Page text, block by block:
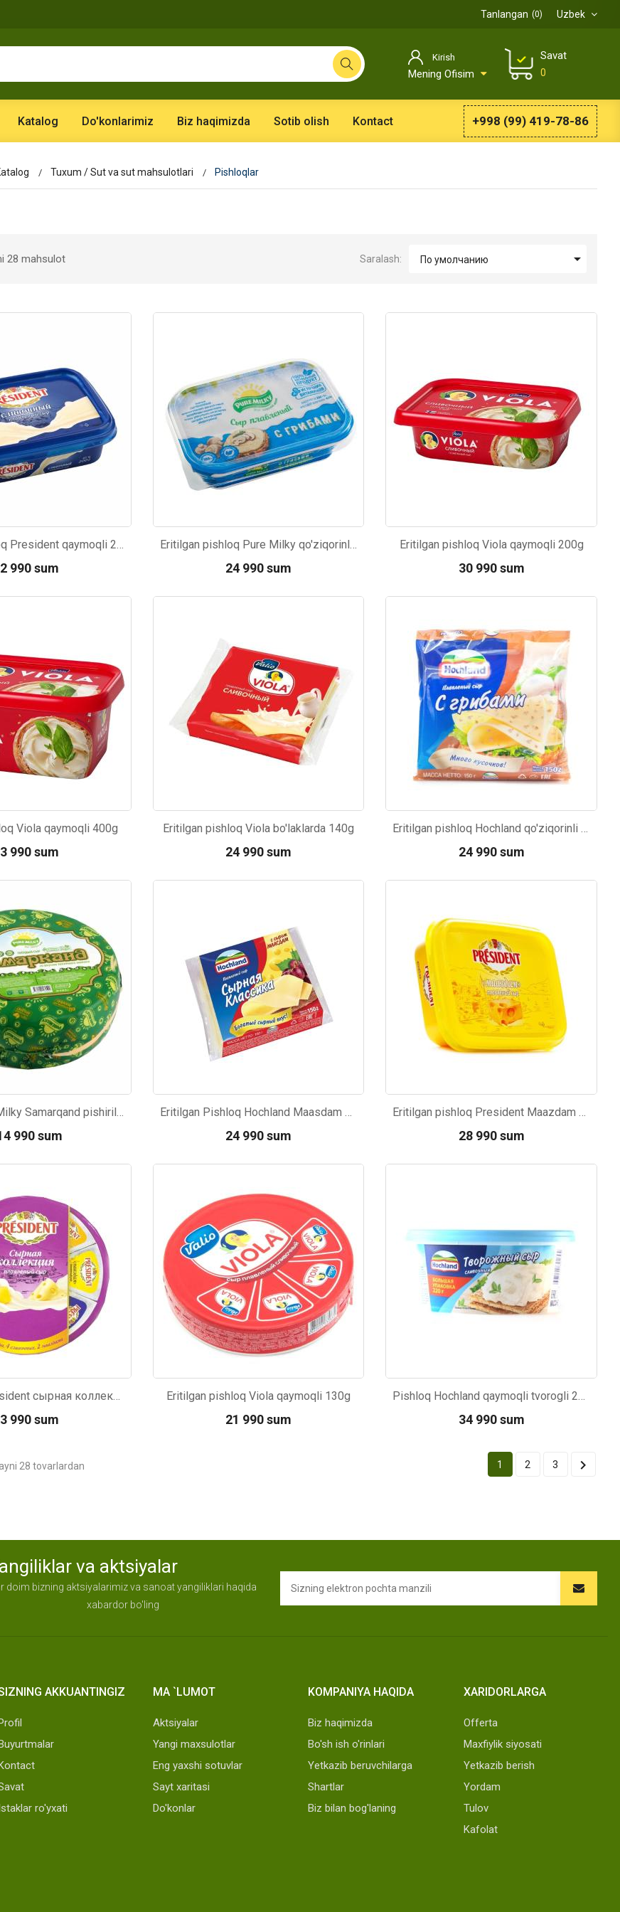
Uzbek
Tanlangan 0
Kirish
Mening Ofisim
Savat
0
Katalog Do'konlarimiz Biz haqimizda Sotib olish Kontact +998 (99) 419-78-86
хорошо
Лежу в больнице, сделала заказ, все
времени. Курьер Анвар, спасибо ему!
Тимур B.Д.
Вежливый и отзывчивый персонал.
и овощи. Мясо свежее. Очень
доволен. Буду покупать ещё.
Tuxum / Sut va sut mahsulotlari Pishloqlar
28 mahsulot По умолчанию 
Saralash:
Eritilgan pishloq President qaymoqli 200g
990 sum
Eritilgan pishloq Pure Milky qo'ziqorinli 200±5g
24 990 sum
Eritilgan pishloq Viola qaymoqli 200g
30 990 sum
Viola qaymoqli 400g
990 sum
Eritilgan pishloq Viola bo'laklarda 140g
24 990 sum
Eritilgan pishloq Hochland qo'ziqorinli kesilgan 150g
24 990 sum
Pishloq Pure Milky Samarqand pishirilgan sutdan, 1kg
990 sum
Eritilgan Pishloq Hochland Maasdam 150g
24 990 sum
Eritilgan pishloq President Maazdam 200g
28 990 sum
Сыр плав.President сырная коллекция 140г
990 sum
Eritilgan pishloq Viola qaymoqli 130g
21 990 sum
Pishloq Hochland qaymoqli tvorogli 220g
34 990 sum
28 tovarlardan 1 2 3 
va aktsiyalar
doim bizning aktsiyalarimiz va sanoat yangiliklari haqida
xabardor bo'ling
AKKUANTINGIZ
Profil
Buyurtmalar
Kontact
Istaklar ro'yxati
MA `LUMOT
Aktsiyalar
Yangi maxsulotlar
Eng yaxshi sotuvlar
Sayt xaritasi
Do'konlar
KOMPANIYA HAQIDA
Biz haqimizda
Bo'sh ish o'rinlari
Yetkazib beruvchilarga
Shartlar
Biz bilan bog'laning
XARIDORLARGA
Offerta
Maxfiylik siyosati
Yetkazib berish
Yordam
Tulov
Kafolat